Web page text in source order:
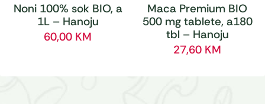
Noni 100% sok BIO, a
1L – Hanoju
60,00 KM
Maca Premium BIO
500 mg tablete, a180
tbl – Hanoju
27,60 KM